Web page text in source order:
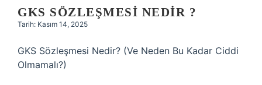
GKS SÖZLEŞMESI NEDIR ?
Tarih: Kasım 14, 2025
GKS Sözleşmesi Nedir? (Ve Neden Bu Kadar Ciddi
Olmamalı?)